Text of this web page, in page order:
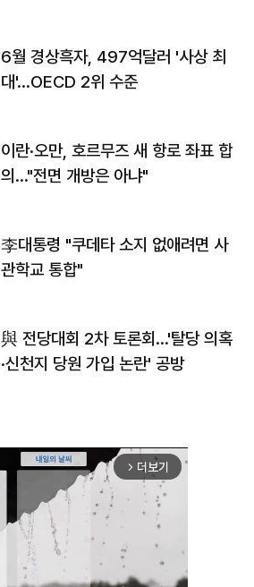
6월 경상흑자, 497억달러 '사상 최
대'…OECD 2위 수준
이란·오만, 호르무즈 새 항로 좌표 합
의…"전면 개방은 아냐"
李대통령 "쿠데타 소지 없애려면 사
관학교 통합"
與 전당대회 2차 토론회…'탈당 의혹
·신천지 당원 가입 논란' 공방
arrow_forward_ios 더보기